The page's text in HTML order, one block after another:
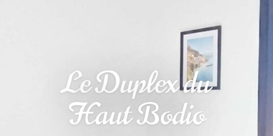
Le Duplex du
Haut Bodio